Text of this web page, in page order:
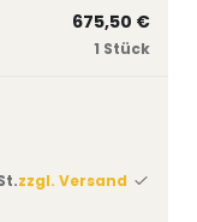
675,50 €
1 Stück
zzgl. Versand